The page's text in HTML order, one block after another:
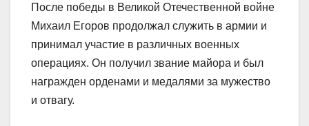
После победы в Великой Отечественной войне
Михаил Егоров продолжал служить в армии и
принимал участие в различных военных
операциях. Он получил звание майора и был
награжден орденами и медалями за мужество
и отвагу.